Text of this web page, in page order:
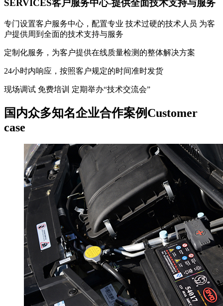
SERVICES客户服务中心-提供全面技术支持与服务
专门设置客户服务中心，配置专业 技术过硬的技术人员 为客
户提供周到全面的技术支持与服务
定制化服务，为客户提供在线质量检测的整体解决方案
24小时内响应，按照客户规定的时间准时发货
现场调试 免费培训 定期举办“技术交流会”
国内众多知名企业合作案例Customer
case